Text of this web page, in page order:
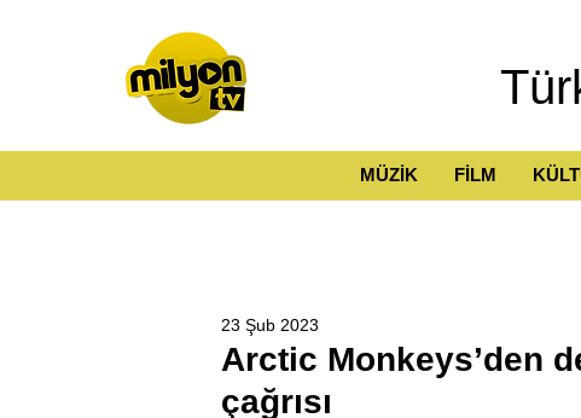
MÜZİK FİLM
Arctic Monkeys’den
çağrısı
23 Şub 2023